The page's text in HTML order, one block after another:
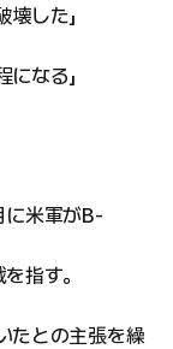
した」
なる」
に米軍がB-
指す。
たとの主張を繰